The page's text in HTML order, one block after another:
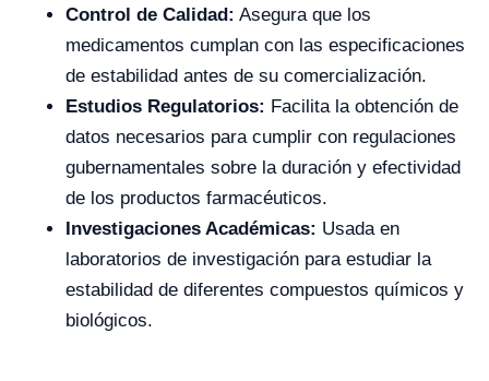
Control de Calidad: Asegura que los
medicamentos cumplan con las especificaciones
de estabilidad antes de su comercialización.
Estudios Regulatorios: Facilita la obtención de
datos necesarios para cumplir con regulaciones
gubernamentales sobre la duración y efectividad
de los productos farmacéuticos.
Investigaciones Académicas: Usada en
laboratorios de investigación para estudiar la
estabilidad de diferentes compuestos químicos y
biológicos.